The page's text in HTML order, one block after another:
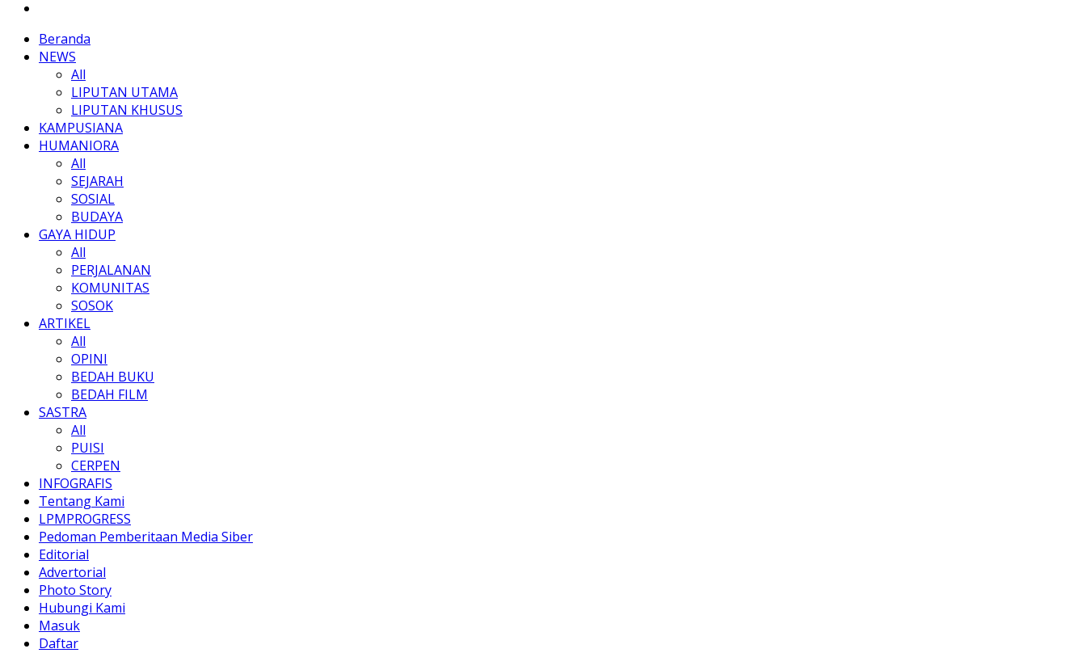
Beranda
NEWS
All
LIPUTAN UTAMA
LIPUTAN KHUSUS
KAMPUSIANA
HUMANIORA
All
SEJARAH
SOSIAL
BUDAYA
GAYA HIDUP
All
PERJALANAN
KOMUNITAS
SOSOK
ARTIKEL
All
OPINI
BEDAH BUKU
BEDAH FILM
SASTRA
All
PUISI
CERPEN
INFOGRAFIS
Tentang Kami
LPMPROGRESS
Pedoman Pemberitaan Media Siber
Editorial
Advertorial
Photo Story
Hubungi Kami
Masuk
Daftar